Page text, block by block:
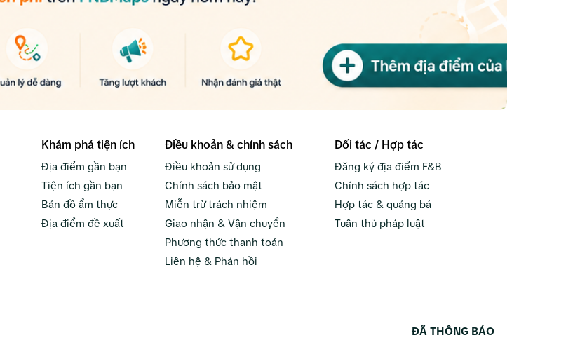
Khám phá tiện ích
Địa điểm gần bạn
Tiện ích gần bạn
Bản đồ ẩm thực
Địa điểm đề xuất
Điều khoản & chính sách
Điều khoản sử dụng
Chính sách bảo mật
Miễn trừ trách nhiệm
Giao nhận & Vận chuyển
Phương thức thanh toán
Liên hệ & Phản hồi
Đối tác / Hợp tác
Đăng ký địa điểm F&B
Chính sách hợp tác
Hợp tác & quảng bá
Tuân thủ pháp luật
ĐÃ THÔNG BÁO